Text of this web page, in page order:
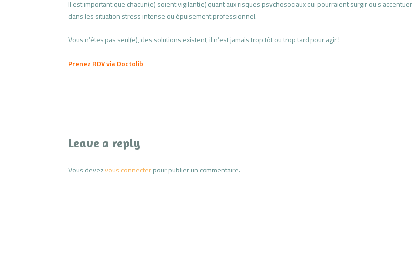
Il est important que chacun(e) soient vigilant(e) quant aux risques psychosociaux qui pourraient surgir ou s’accentuer
dans les situation stress intense ou épuisement professionnel.
Vous n’êtes pas seul(e), des solutions existent, il n’est jamais trop tôt ou trop tard pour agir !
Prenez RDV via Doctolib
Leave a reply
Vous devezvous connecterpour publier un commentaire.